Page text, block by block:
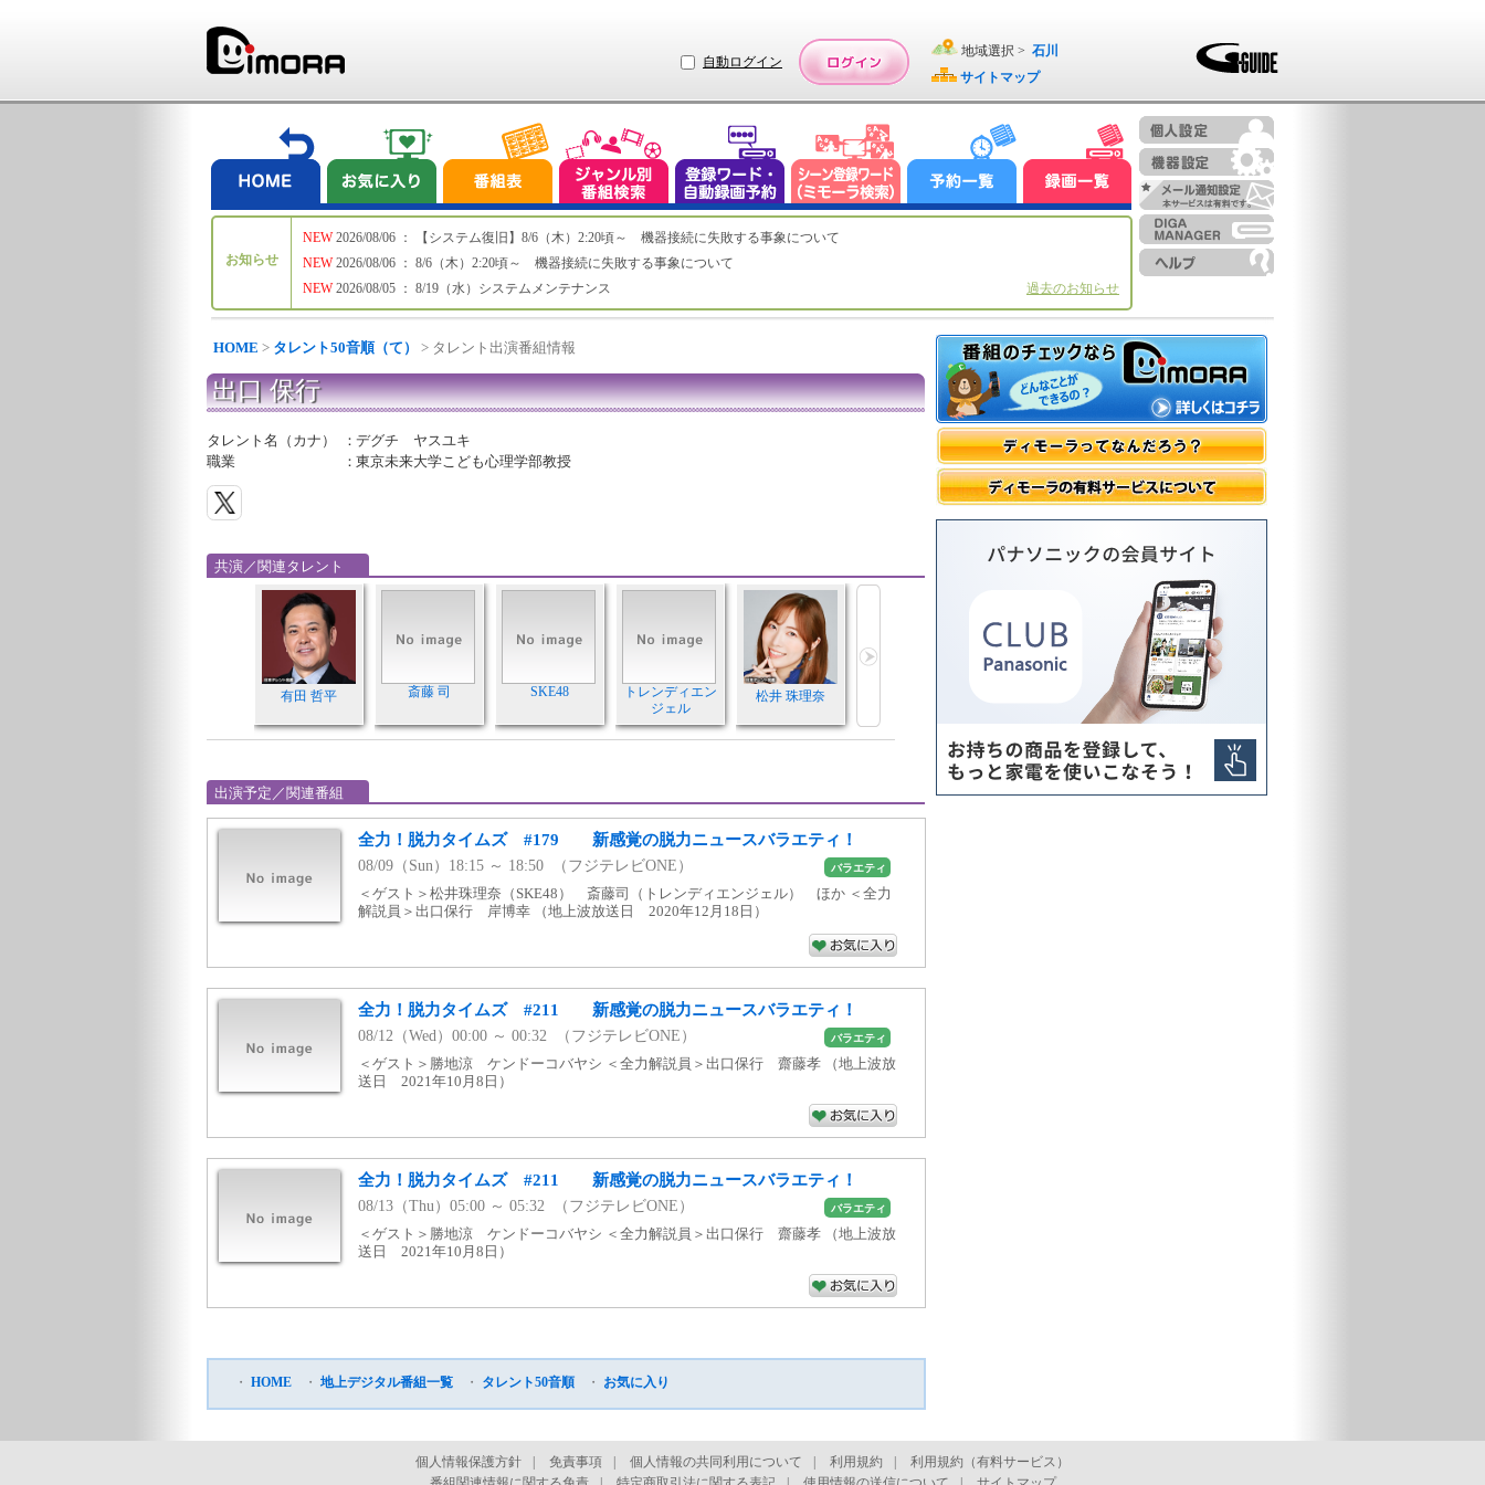
自動ログイン
地域選択 > 石川
サイトマップ
お知らせ
NEW
NEW
NEW
2026/08/06 ： 【システム復旧】8/6（木）2:20頃～ 機器接続に失敗する事象について
2026/08/06 ： 8/6（木）2:20頃～ 機器接続に失敗する事象について
2026/08/05 ： 8/19（水）システムメンテナンス
過去のお知らせ
HOME > タレント50音順（て） > タレント出演番組情報
出口 保行
タレント名（カナ） ：デグチ ヤスユキ
職業
：東京未来大学こども心理学部教授
共演／関連タレント
有田 哲平 斎藤 司 SKE48
トレンディエン
ジェル
松井 珠理奈
出演予定／関連番組
全力！脱力タイムズ #179 新感覚の脱力ニュースバラエティ！
08/09（Sun）18:15 ～ 18:50 （フジテレビONE） バラエティ
＜ゲスト＞松井珠理奈（SKE48） 斎藤司（トレンディエンジェル） ほか ＜全力
解説員＞出口保行 岸博幸 （地上波放送日 2020年12月18日）
全力！脱力タイムズ #211 新感覚の脱力ニュースバラエティ！
08/12（Wed）00:00 ～ 00:32 （フジテレビONE） バラエティ
＜ゲスト＞勝地涼 ケンドーコバヤシ ＜全力解説員＞出口保行 齋藤孝 （地上波放
送日 2021年10月8日）
全力！脱力タイムズ #211 新感覚の脱力ニュースバラエティ！
08/13（Thu）05:00 ～ 05:32 （フジテレビONE） バラエティ
＜ゲスト＞勝地涼 ケンドーコバヤシ ＜全力解説員＞出口保行 齋藤孝 （地上波放
送日 2021年10月8日）
・ HOME ・ 地上デジタル番組一覧 ・ タレント50音順 ・ お気に入り
個人情報保護方針 免責事項 個人情報の共同利用について 利用規約
利用規約（有料サービス）